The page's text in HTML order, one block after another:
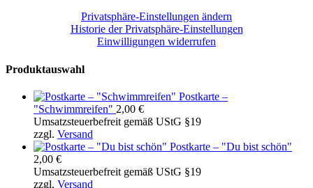
Privatsphäre-Einstellungen ändern
Historie der Privatsphäre-Einstellungen
Einwilligungen widerrufen
Produktauswahl
Postkarte –
"Schwimmreifen" 2,00 €
Umsatzsteuerbefreit gemäß UStG §19
zzgl. Versand
Postkarte – "Du bist schön"
2,00 €
Umsatzsteuerbefreit gemäß UStG §19
zzgl. Versand